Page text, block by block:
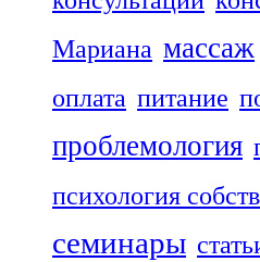
Мариана массаж
оплата питание
проблемология
психология
семинары